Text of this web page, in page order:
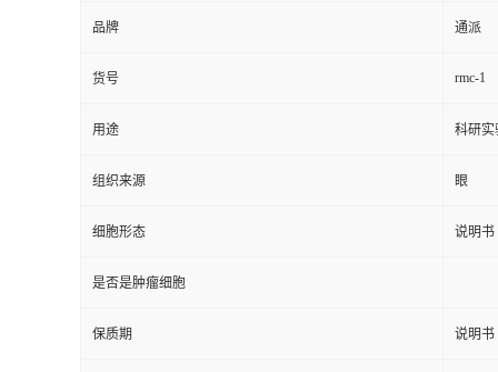
品牌 通派
货号 rmc-1
用途 科研实
组织来源 眼
细胞形态 说明书
是否是肿瘤细胞
保质期 说明书